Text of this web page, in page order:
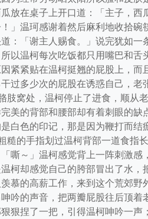
放在桌子上开口道：「主子，
！」温珂感谢着然后麻利地收拾
：「谢主人赐食。」说完犹如
以温柯每次吃饭都只用嘴巴和
紧紧贴在温柯挺翘的屁股上，
过多少次的屁股在诱惑自己，
肢窝处，温柯停止了进食，顺从
美的背部和腰部却有着刺眼的
白色的印记，那是因为鞭打而
糙的手指划过温柯背部一道食指
嘶～」温柯感觉背上一阵刺激
柯却感觉自己的胯部冒出了水
慕的高薪工作，来到这个荒郊
吟的声音，把两瓣屁股往后顶
狠捏了一把，引得温柯呻吟一